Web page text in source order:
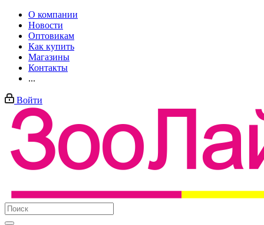
О компании
Новости
Оптовикам
Как купить
Магазины
Контакты
...
Войти